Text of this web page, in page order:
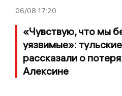
06/08 17:20
«Чувствую, что мы
уязвимые»:
рассказали о
Алексине